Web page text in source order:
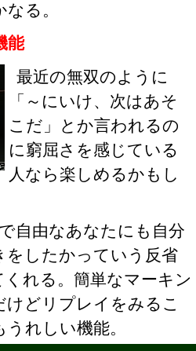
る。
能
最近の無双のように
「～にいけ、次はあそ
こだ」とか言われるの
に窮屈さを感じている
人なら楽しめるかもし
自由なあなたにも自分
をしたかっていう反省
れる。簡単なマーキン
けどリプレイをみるこ
れしい機能。